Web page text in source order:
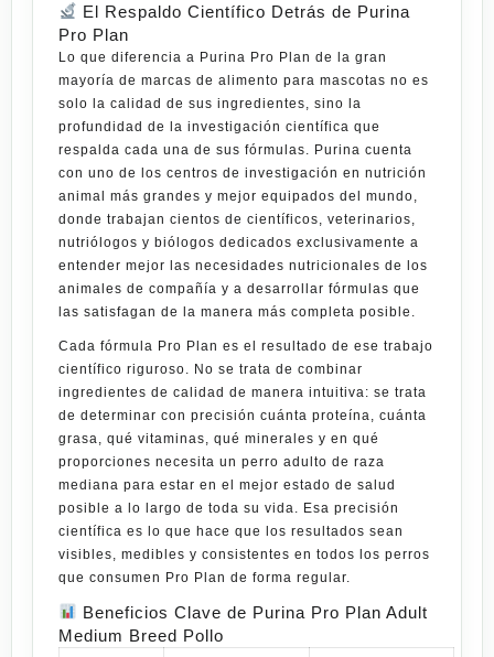
El Respaldo Científico Detrás de Purina
Pro Plan
Lo que diferencia a Purina Pro Plan de la gran
mayoría de marcas de alimento para mascotas no es
solo la calidad de sus ingredientes, sino la
profundidad de la investigación científica que
respalda cada una de sus fórmulas. Purina cuenta
con uno de los centros de investigación en nutrición
animal más grandes y mejor equipados del mundo,
donde trabajan cientos de científicos, veterinarios,
nutriólogos y biólogos dedicados exclusivamente a
entender mejor las necesidades nutricionales de los
animales de compañía y a desarrollar fórmulas que
las satisfagan de la manera más completa posible.
Cada fórmula Pro Plan es el resultado de ese trabajo
científico riguroso. No se trata de combinar
ingredientes de calidad de manera intuitiva: se trata
de determinar con precisión cuánta proteína, cuánta
grasa, qué vitaminas, qué minerales y en qué
proporciones necesita un perro adulto de raza
mediana para estar en el mejor estado de salud
posible a lo largo de toda su vida. Esa precisión
científica es lo que hace que los resultados sean
visibles, medibles y consistentes en todos los perros
que consumen Pro Plan de forma regular.
Beneficios Clave de Purina Pro Plan Adult
Medium Breed Pollo